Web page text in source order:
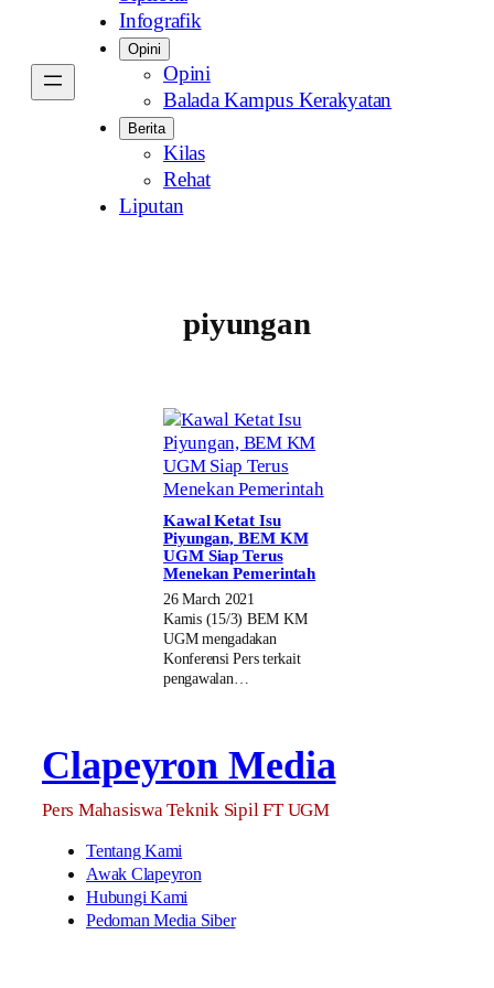
Infografik
Opini
Opini
Balada Kampus Kerakyatan
Berita
Kilas
Rehat
Liputan
piyungan
Kawal Ketat Isu
Piyungan, BEM KM
UGM Siap Terus
Menekan Pemerintah
26 March 2021
Kamis (15/3) BEM KM
UGM mengadakan
Konferensi Pers terkait
pengawalan…
Clapeyron Media
Pers Mahasiswa Teknik Sipil FT UGM
Tentang Kami
Awak Clapeyron
Hubungi Kami
Pedoman Media Siber